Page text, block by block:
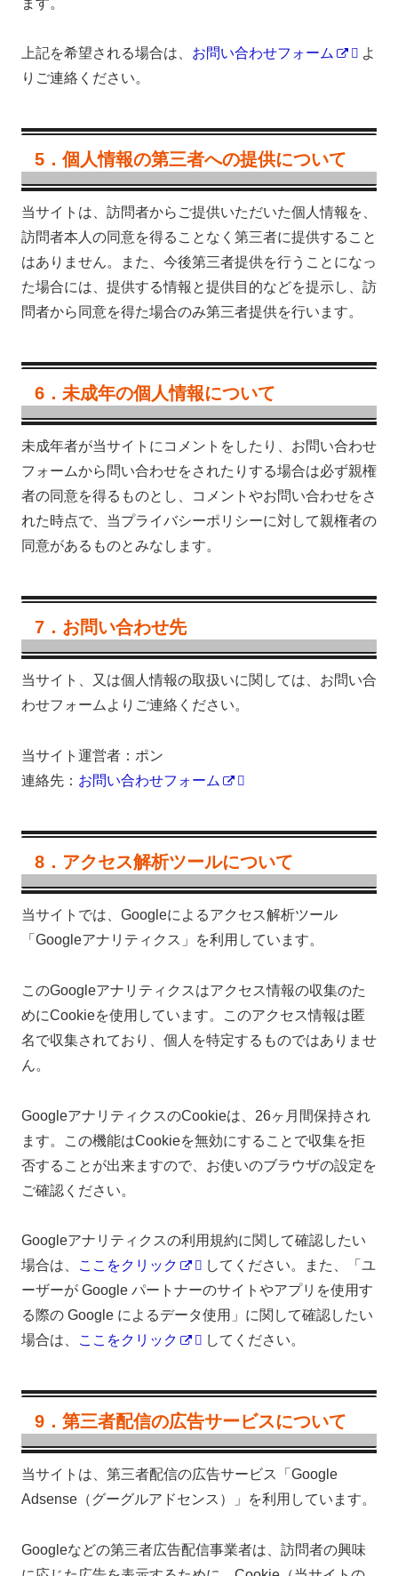
上記を希望される場合は、 お問い合わせフォーム
よ
りご連絡ください。
5．個人情報の第三者への提供について
当サイトは、訪問者からご提供いただいた個人情報を、
訪問者本人の同意を得ることなく第三者に提供すること
はありません。また、今後第三者提供を行うことになっ
た場合には、提供する情報と提供目的などを提示し、訪
問者から同意を得た場合のみ第三者提供を行います。
6．未成年の個人情報について
未成年者が当サイトにコメントをしたり、お問い合わせ
フォームから問い合わせをされたりする場合は必ず親権
者の同意を得るものとし、コメントやお問い合わせをさ
れた時点で、当プライバシーポリシーに対して親権者の
同意があるものとみなします。
7．お問い合わせ先
当サイト、又は個人情報の取扱いに関しては、お問い合
わせフォームよりご連絡ください。
当サイト運営者：ポン
連絡先： お問い合わせフォーム
8．アクセス解析ツールについて
当サイトでは、Googleによるアクセス解析ツール
「Googleアナリティクス」を利用しています。
このGoogleアナリティクスはアクセス情報の収集のた
めにCookieを使用しています。このアクセス情報は匿
名で収集されており、個人を特定するものではありませ
ん。
GoogleアナリティクスのCookieは、26ヶ月間保持され
ます。この機能はCookieを無効にすることで収集を拒
否することが出来ますので、お使いのブラウザの設定を
ご確認ください。
Googleアナリティクスの利用規約に関して確認したい
場合は、
ここをクリック
してください。また、「ユ
ーザーが Google パートナーのサイトやアプリを使用す
る際の Google によるデータ使用」に関して確認したい
場合は、
ここをクリック してください。
9．第三者配信の広告サービスについて
当サイトは、第三者配信の広告サービス「Google
Adsense（グーグルアドセンス）」を利用しています。
Googleなどの第三者広告配信事業者は、訪問者の興味